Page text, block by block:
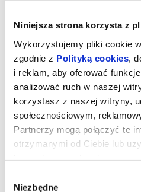
Niniejsza strona korzysta z
Wykorzystujemy pliki cookie
zgodnie z Polityką cookies ,
i reklam, aby oferować
analizować ruch w naszej
korzystasz z naszej witryny,
społecznościowym,
Partnerzy mogą połączyć te
otrzymanymi od Ciebie lub
zgody
Niezbędne
Werdykt
90 minut czystego napięcia.
inspirowany prawdziwą,
zabił producentkę Sophie Toscan
Dwunastu przysięgłych,
zmienić wszystko. Każdy